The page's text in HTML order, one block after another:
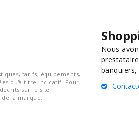
tarifs, équipements,
qu'à titre indicatif. Pour
sur le site
la marque.
Nous